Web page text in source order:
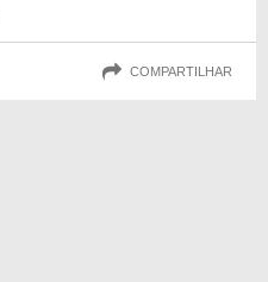
COMPARTILHAR